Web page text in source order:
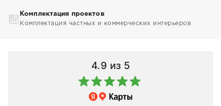
Комплектация проектов
Комплектация частных и коммерческих интерьеров
4.9 из 5